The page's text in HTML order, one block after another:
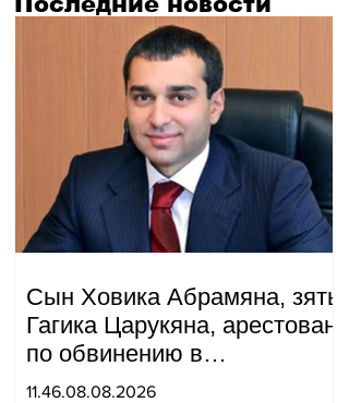
Сын Ховика Абрамяна, зять
Гагика Царукяна, арестован
по обвинению в
организации убийства.
11.46.08.08.2026